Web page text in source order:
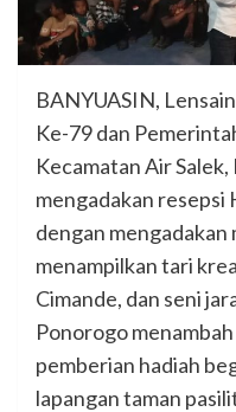
BANYUASIN,
Ke-79 dan
Kecamatan Air
mengadakan resepsi
dengan mengadakan
menampilkan tari
Cimande, dan seni
Ponorogo
pemberian hadiah
lapangan taman